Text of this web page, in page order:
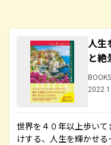
人生
と絶
世界を４０年以上歩い
けする、人生を輝かせ